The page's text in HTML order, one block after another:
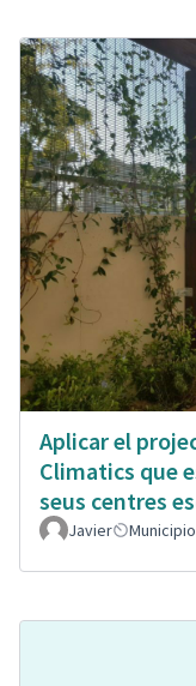
Aplicar el
Climatics que
seus centres
Javier Municipio